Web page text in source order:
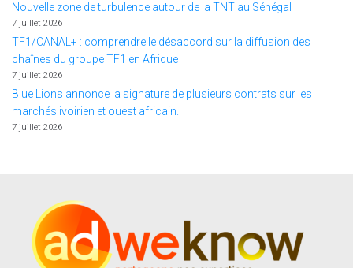
Nouvelle zone de turbulence autour de la TNT au Sénégal
7 juillet 2026
TF1/CANAL+ : comprendre le désaccord sur la diffusion des
chaînes du groupe TF1 en Afrique
7 juillet 2026
Blue Lions annonce la signature de plusieurs contrats sur les
marchés ivoirien et ouest africain.
7 juillet 2026